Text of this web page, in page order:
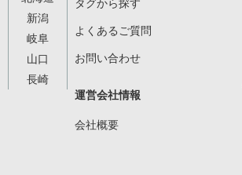
新潟
岐阜
山口
長崎
タグから探す
よくあるご質問
お問い合わせ
運営会社情報
会社概要